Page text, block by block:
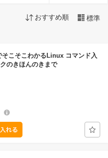
おすすめ順 標準
そこそこわかるLinux コマンド入
のきほんのきまで